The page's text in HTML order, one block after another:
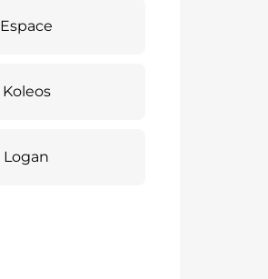
Espace
Koleos
Logan